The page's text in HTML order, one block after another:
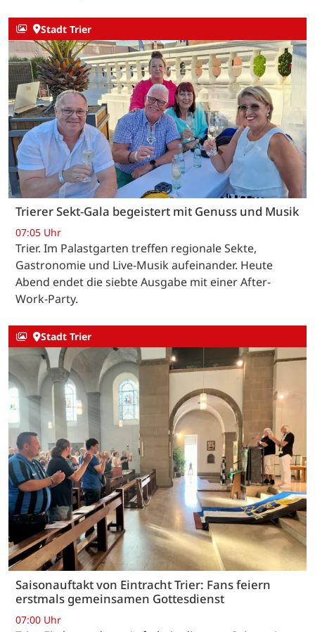
Stadt Trier
Trierer Sekt-Gala begeistert mit Genuss und Musik
07:05 Uhr
Trier. Im Palastgarten treffen regionale Sekte,
Gastronomie und Live-Musik aufeinander. Heute
Abend endet die siebte Ausgabe mit einer After-
Work-Party.
Stadt Trier
Saisonauftakt von Eintracht Trier: Fans feiern
erstmals gemeinsamen Gottesdienst
07:00 Uhr